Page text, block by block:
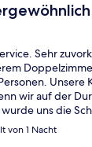
Sehr
Unsere
wir auf der
uns die
Dazu
vor der
von 1 Nacht